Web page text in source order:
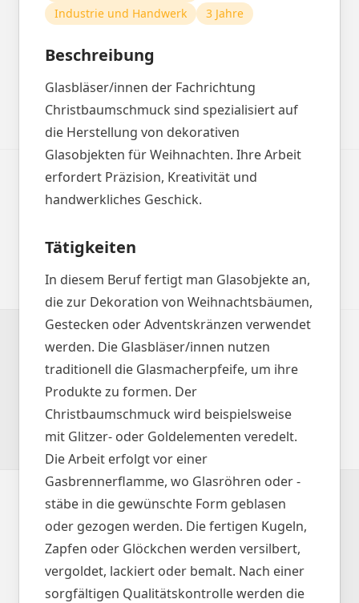
Industrie und Handwerk
3 Jahre
Beschreibung
Glasbläser/innen der Fachrichtung
Christbaumschmuck sind spezialisiert auf
die Herstellung von dekorativen
Glasobjekten für Weihnachten. Ihre Arbeit
erfordert Präzision, Kreativität und
handwerkliches Geschick.
Tätigkeiten
In diesem Beruf fertigt man Glasobjekte an,
die zur Dekoration von Weihnachtsbäumen,
Gestecken oder Adventskränzen verwendet
werden. Die Glasbläser/innen nutzen
traditionell die Glasmacherpfeife, um ihre
Produkte zu formen. Der
Christbaumschmuck wird beispielsweise
mit Glitzer- oder Goldelementen veredelt.
Die Arbeit erfolgt vor einer
Gasbrennerflamme, wo Glasröhren oder -
stäbe in die gewünschte Form geblasen
oder gezogen werden. Die fertigen Kugeln,
Zapfen oder Glöckchen werden versilbert,
vergoldet, lackiert oder bemalt. Nach einer
sorgfältigen Qualitätskontrolle werden die